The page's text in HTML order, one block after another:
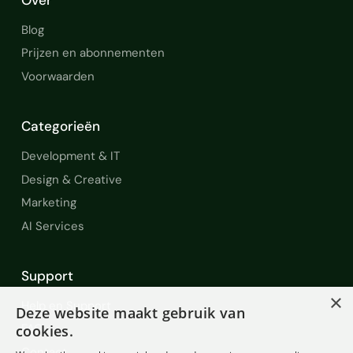
Blog
Prijzen en abonnementen
Voorwaarden
Categorieën
Development & IT
Design & Creative
Marketing
AI Services
Support
Help en Support
FAQ
×
Deze website maakt gebruik van
cookies.